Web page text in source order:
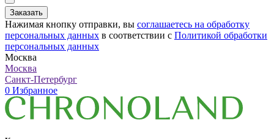
Заказать
Нажимая кнопку отправки, вы соглашаетесь на обработку
персональных данных в соответствии с Политикой обработки
персональных данных
Москва
Москва
Санкт-Петербург
0 Избранное